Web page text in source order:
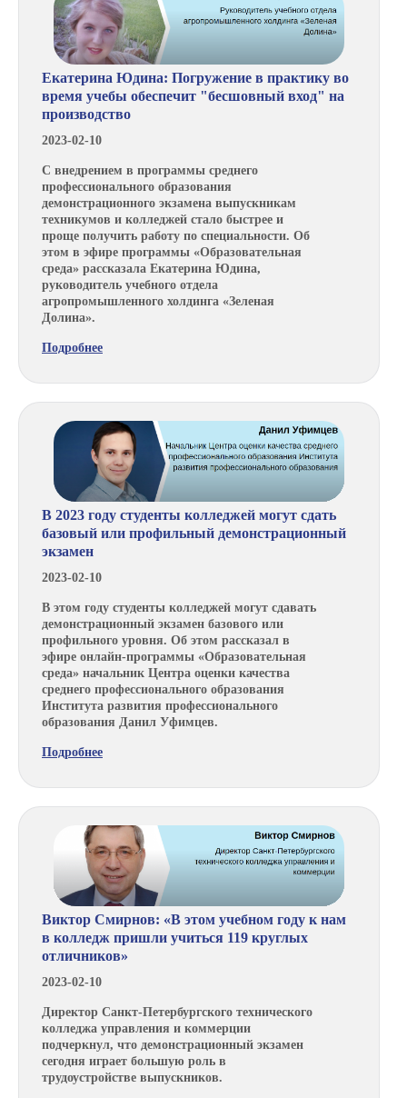
Екатерина Юдина: Погружение в практику во
время учебы обеспечит "бесшовный вход" на
производство
2023-02-10
С внедрением в программы среднего
профессионального образования
демонстрационного экзамена выпускникам
техникумов и колледжей стало быстрее и
проще получить работу по специальности. Об
этом в эфире программы «Образовательная
среда» рассказала Екатерина Юдина,
руководитель учебного отдела
агропромышленного холдинга «Зеленая
Долина».
Подробнее
В 2023 году студенты колледжей могут сдать
базовый или профильный демонстрационный
экзамен
2023-02-10
В этом году студенты колледжей могут сдавать
демонстрационный экзамен базового или
профильного уровня. Об этом рассказал в
эфире онлайн-программы «Образовательная
среда» начальник Центра оценки качества
среднего профессионального образования
Института развития профессионального
образования Данил Уфимцев.
Подробнее
Виктор Смирнов: «В этом учебном году к нам
в колледж пришли учиться 119 круглых
отличников»
2023-02-10
Директор Санкт-Петербургского технического
колледжа управления и коммерции
подчеркнул, что демонстрационный экзамен
сегодня играет большую роль в
трудоустройстве выпускников.